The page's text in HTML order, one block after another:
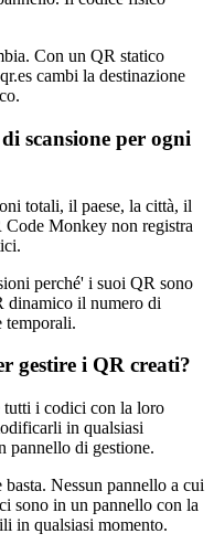
Con un QR statico
cambi la destinazione
scansione per ogni
totali, il paese, la città, il
Monkey non registra
perché' i suoi QR sono
dinamico il numero di
temporali.
gestire i QR creati?
tutti i codici con la loro
in qualsiasi
pannello di gestione.
Nessun pannello a cui
sono in un pannello con la
in qualsiasi momento.